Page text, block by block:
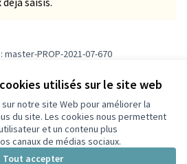
utilisés sur le site web
notre site Web pour améliorer la
du site. Les cookies nous permettent
et un contenu plus
canaux de médias sociaux.
Tout accepter
master-PROP-2021-07-670
sur Facebook
sur Instagram
sur YouTube